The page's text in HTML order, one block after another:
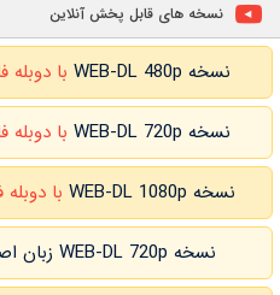
نسخه های قابل پخش آنلاین
نسخه WEB-DL 480p با دوبله
نسخه WEB-DL 720p با دوبله
نسخه WEB-DL 1080p با
نسخه WEB-DL 720p زبان اصلی